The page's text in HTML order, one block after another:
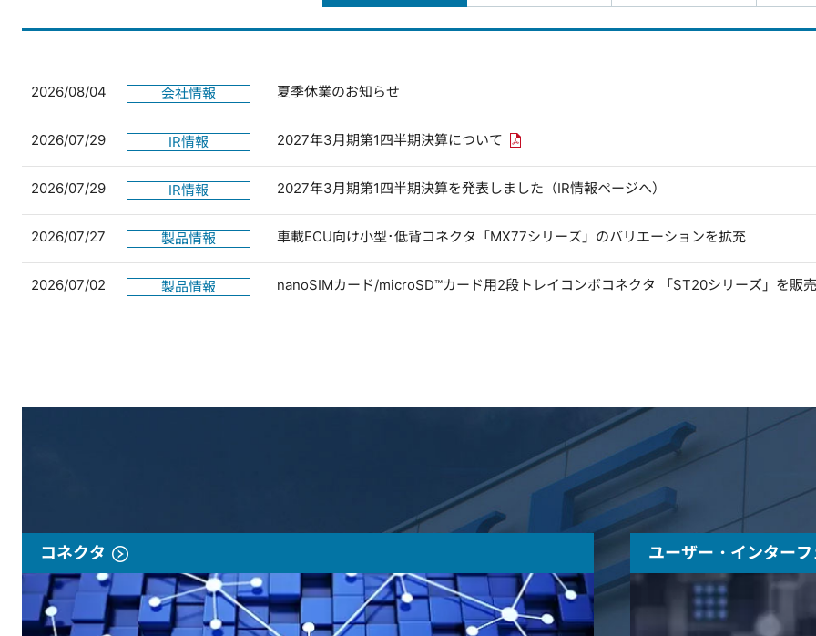
2026/08/04 会社情報 夏季休業のお知らせ
2026/07/29 IR情報 2027年3月期第1四半期決算について PDFリンクを新しいウィンドウで開きます
2026/07/29 IR情報 2027年3月期第1四半期決算を発表しました（IR情報ページへ）
2026/07/27 製品情報 車載ECU向け小型･低背コネクタ「MX77シリーズ」のバリエーションを拡充
2026/07/02 製品情報 nanoSIMカード/microSD™カード用2段トレイコンボコネクタ 「ST20シリーズ」を販
コネクタ ユーザー・インター